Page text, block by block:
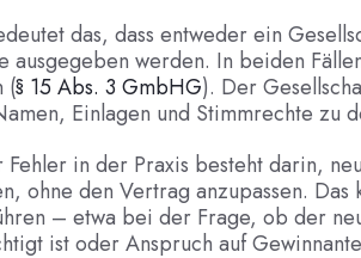
das, dass entweder ein
ausgegeben werden. In beiden
(§ 15 Abs. 3 GmbHG). Der
Einlagen und Stimmrechte zu
Fehler in der Praxis besteht darin,
ohne den Vertrag anzupassen.
– etwa bei der Frage, ob der
ist oder Anspruch auf